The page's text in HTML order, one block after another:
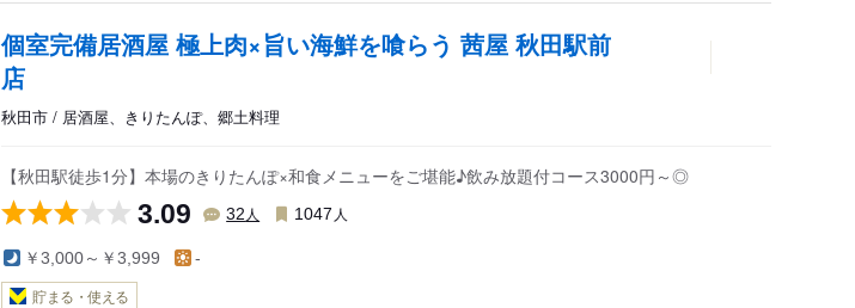
個室完備居酒屋 極上肉×旨い海鮮を喰らう 茜屋 秋田駅前
店
秋田市 / 居酒屋、きりたんぽ、郷土料理
【秋田駅徒歩1分】本場のきりたんぽ×和食メニューをご堪能♪飲み放題付コース3000円～◎
3.09 32 人 1047 人
￥3,000～￥3,999 -
貯まる・使える